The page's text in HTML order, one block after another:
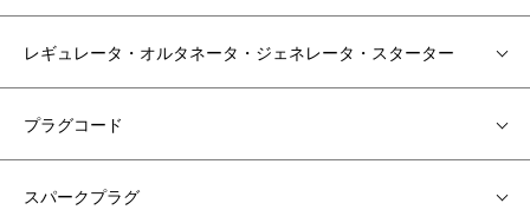
レギュレータ・オルタネータ・ジェネレータ・スターター
プラグコード
スパークプラグ